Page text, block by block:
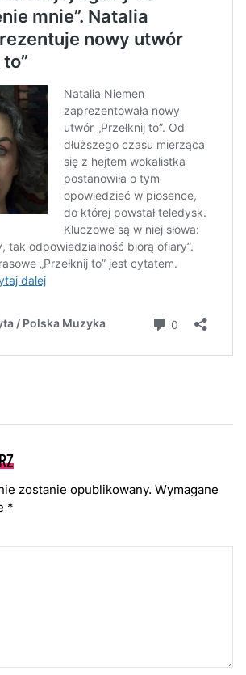
zostanie opublikowany. Wymagane
*